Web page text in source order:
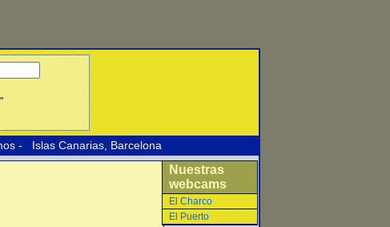
- Islas Canarias Barcelona
Nuestras
webcams
El Charco
El Puerto